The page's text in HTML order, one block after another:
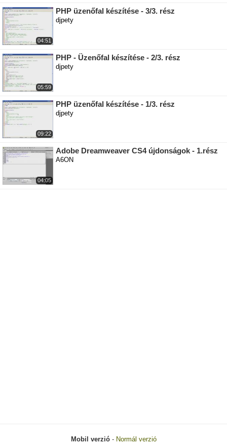
04:51
PHP üzenőfal készítése - 3/3. rész
djpety
05:59
PHP - Üzenőfal készítése - 2/3. rész
djpety
09:22
PHP üzenőfal készítése - 1/3. rész
djpety
04:05
Adobe Dreamweaver CS4 újdonságok - 1.rész
A6ON
Mobil verzió- Normál verzió